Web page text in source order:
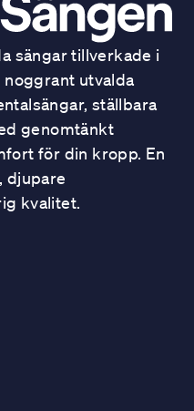
sängar tillverkade i
utvalda
ställbara
genomtänkt
för din kropp. En
djupare
kvalitet.